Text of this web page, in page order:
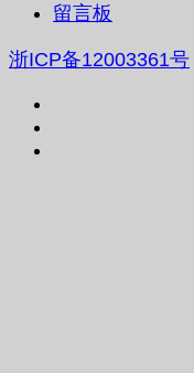
留言板
浙ICP备12003361号